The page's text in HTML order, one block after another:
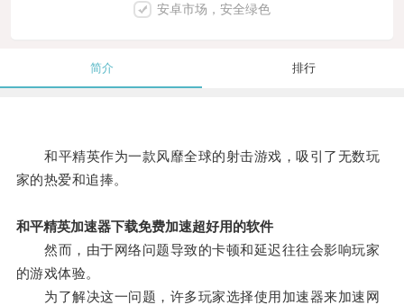
安卓市场，安全绿色
简介 排行
和平精英作为一款风靡全球的射击游戏，吸引了无数玩
家的热爱和追捧。
和平精英加速器下载免费加速超好用的软件
然而，由于网络问题导致的卡顿和延迟往往会影响玩家
的游戏体验。
为了解决这一问题，许多玩家选择使用加速器来加速网